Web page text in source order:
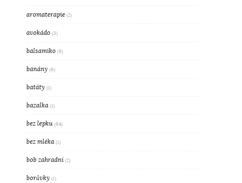
aromaterapie (2)
avokádo (3)
balsamiko (9)
banány (6)
batáty (1)
bazalka (1)
bez lepku (64)
bez mléka (1)
bob zahradní (2)
borůvky (1)